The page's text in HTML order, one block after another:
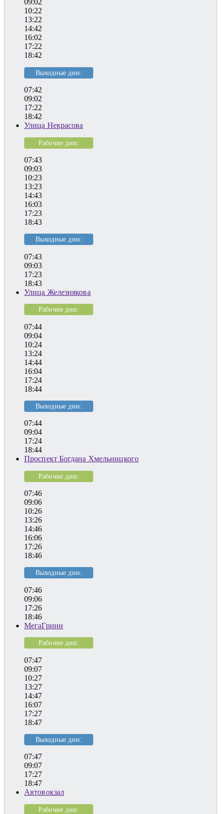
09:02
10:22
13:22
14:42
16:02
17:22
18:42
Выходные дни:
07:42
09:02
17:22
18:42
Улица Некрасова
Рабочие дни:
07:43
09:03
10:23
13:23
14:43
16:03
17:23
18:43
Выходные дни:
07:43
09:03
17:23
18:43
Улица Железнякова
Рабочие дни:
07:44
09:04
10:24
13:24
14:44
16:04
17:24
18:44
Выходные дни:
07:44
09:04
17:24
18:44
Проспект Богдана Хмельницкого
Рабочие дни:
07:46
09:06
10:26
13:26
14:46
16:06
17:26
18:46
Выходные дни:
07:46
09:06
17:26
18:46
МегаГринн
Рабочие дни:
07:47
09:07
10:27
13:27
14:47
16:07
17:27
18:47
Выходные дни:
07:47
09:07
17:27
18:47
Автовокзал
Рабочие дни: